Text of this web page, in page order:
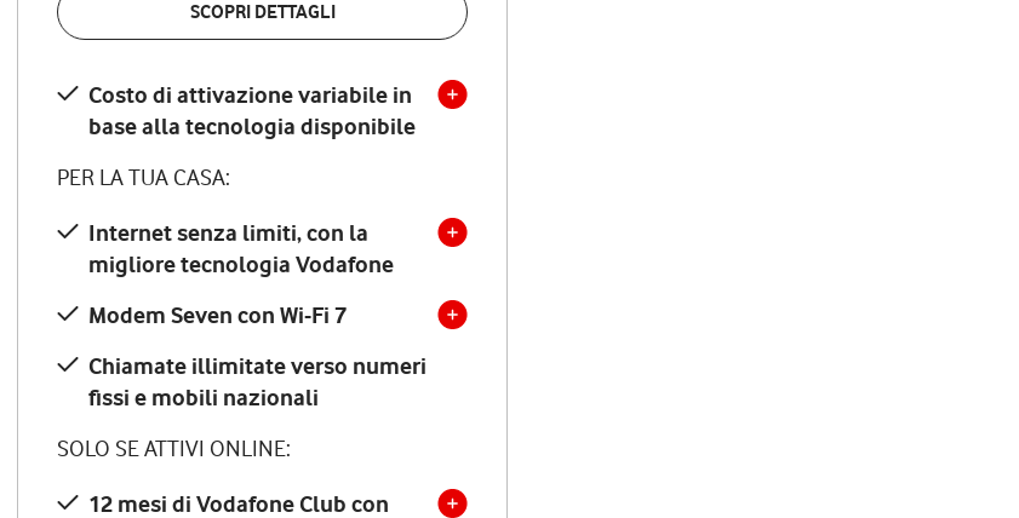
SCOPRI DETTAGLI
Costo di attivazione variabile in
base alla tecnologia disponibile
PER LA TUA CASA:
Internet senza limiti, con la
migliore tecnologia Vodafone
Modem Seven con Wi-Fi 7
Chiamate illimitate verso numeri
fissi e mobili nazionali
SOLO SE ATTIVI ONLINE:
12 mesi di Vodafone Club con